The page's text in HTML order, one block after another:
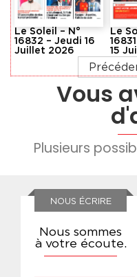
Le Soleil – N°
16832 – Jeudi 16
Juillet 2026
Le
15
Vous
Plusieurs
NOUS ÉCRIRE
Nous sommes
à votre écoute.